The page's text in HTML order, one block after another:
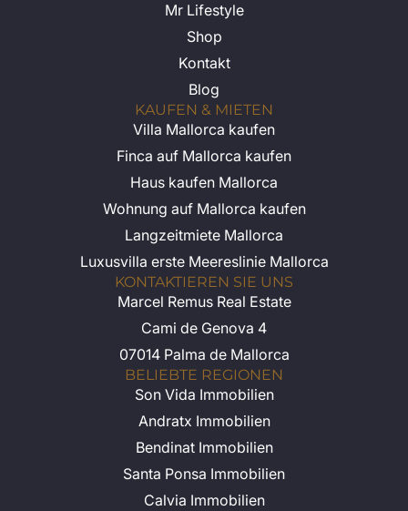
Mr Lifestyle
Shop
Kontakt
Blog
KAUFEN & MIETEN
Villa Mallorca kaufen
Finca auf Mallorca kaufen
Haus kaufen Mallorca
Wohnung auf Mallorca kaufen
Langzeitmiete Mallorca
Luxusvilla erste Meereslinie Mallorca
KONTAKTIEREN SIE UNS
Marcel Remus Real Estate
Cami de Genova 4
07014 Palma de Mallorca
BELIEBTE REGIONEN
Son Vida Immobilien
Andratx Immobilien
Bendinat Immobilien
Santa Ponsa Immobilien
Calvia Immobilien